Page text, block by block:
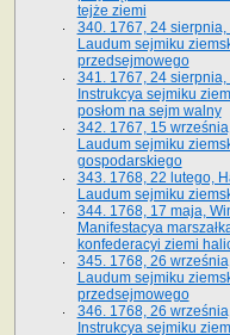
tejże ziemi
340. 1767, 24 sierpnia,
Laudum sejmiku
przedsejmowego
341. 1767, 24 sierpnia,
Instrukcya sejmiku
posłom na sejm walny
342. 1767, 15
Laudum sejmiku
gospodarskiego
343. 1768, 22 lutego,
Laudum sejmiku
344. 1768, 17 maja,
Manifestacya
konfederacyi ziemi
345. 1768, 26
Laudum sejmiku
przedsejmowego
346. 1768, 26
Instrukcya sejmiku